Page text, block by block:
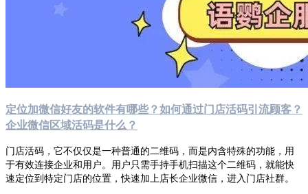
定位加微信好友的软件有哪些？如何通过门店活码引流顾客？
企业微信区域活码是什么？
门店活码，它不仅仅是一种普通的二维码，而是内含特殊的功能，用
于有效连接企业和用户。用户只需手持手机扫描这个二维码，就能快
速定位到特定门店的位置，快速加上店长企业微信，进入门店社群。